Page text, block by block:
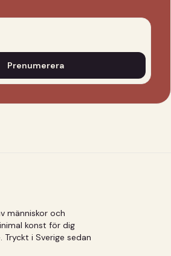
Prenumerera
människor och
konst för dig
i Sverige sedan